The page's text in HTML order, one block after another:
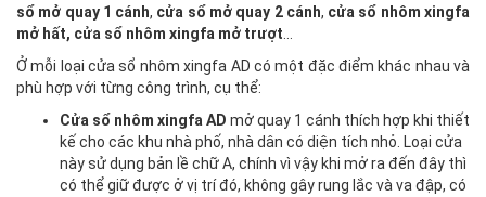
sổ mở quay 1 cánh, cửa sổ mở quay 2 cánh, cửa sổ nhôm xingfa
mở hất, cửa sổ nhôm xingfa mở trượt
Ở mỗi loại cửa sổ nhôm xingfa AD có một đặc điểm khác nhau và
phù hợp với từng công trình, cụ thể:
Cửa sổ nhôm xingfa AD mở quay 1 cánh thích hợp khi thiết
kế cho các khu nhà phố, nhà dân có diện tích nhỏ. Loại cửa
này sử dụng bản lề chữ A, chính vì vậy khi mở ra đến đây thì
có thể giữ được ở vị trí đó, không gây rung lắc và va đập, có